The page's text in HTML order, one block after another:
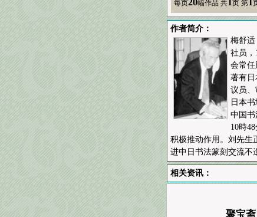
每页20幅作品 共1页 第1
作者简介：
梅舒适
社员，
会常任
著有
议员、
日本
中国书
10時
积极推动作用。刘先生
进中日书法篆刻交流不
相关资讯：
聚宝